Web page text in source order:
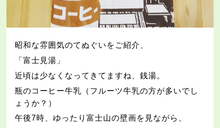
昭和な雰囲気のてぬぐいをご紹介、
「富士見湯」
近頃は少なくなってきてますね、銭湯。
瓶のコーヒー牛乳（フルーツ牛乳の方が多いでし
ょうか？）
午後7時、ゆったり富士山の壁画を見ながら、